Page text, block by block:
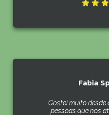
Fabia
Gostei muito desde
pessoas que nos